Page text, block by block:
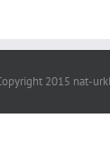
2015 nat-